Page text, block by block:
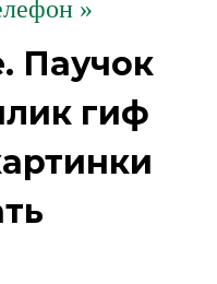
»
Паучок
гиф